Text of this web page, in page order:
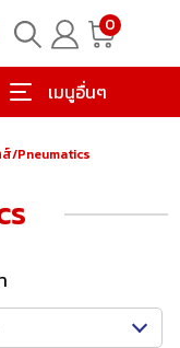
0
เมนูอื่นๆ
/Pneumatics